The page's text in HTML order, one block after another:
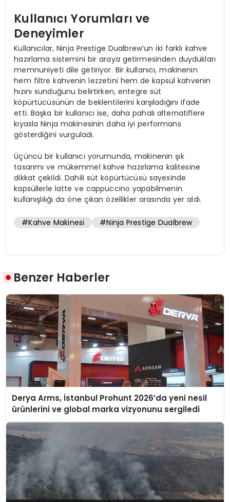
Kullanıcı Yorumları ve
Deneyimler
Kullanıcılar, Ninja Prestige Dualbrew’un iki farklı kahve
hazırlama sistemini bir araya getirmesinden duydukları
memnuniyeti dile getiriyor. Bir kullanıcı, makinenin
hem filtre kahvenin lezzetini hem de kapsül kahvenin
hızını sunduğunu belirtirken, entegre süt
köpürtücüsünün de beklentilerini karşıladığını ifade
etti. Başka bir kullanıcı ise, daha pahalı alternatiflere
kıyasla Ninja makinesinin daha iyi performans
gösterdiğini vurguladı.
Üçüncü bir kullanıcı yorumunda, makinenin şık
tasarımı ve mükemmel kahve hazırlama kalitesine
dikkat çekildi. Dahili süt köpürtücüsü sayesinde
kapsüllerle latte ve cappuccino yapabilmenin
kullanışlılığı da öne çıkan özellikler arasında yer aldı.
#Kahve Makinesi #Ninja Prestige Dualbrew
Benzer Haberler
Derya Arms, İstanbul Prohunt 2026’da yeni nesil
ürünlerini ve global marka vizyonunu sergiledi